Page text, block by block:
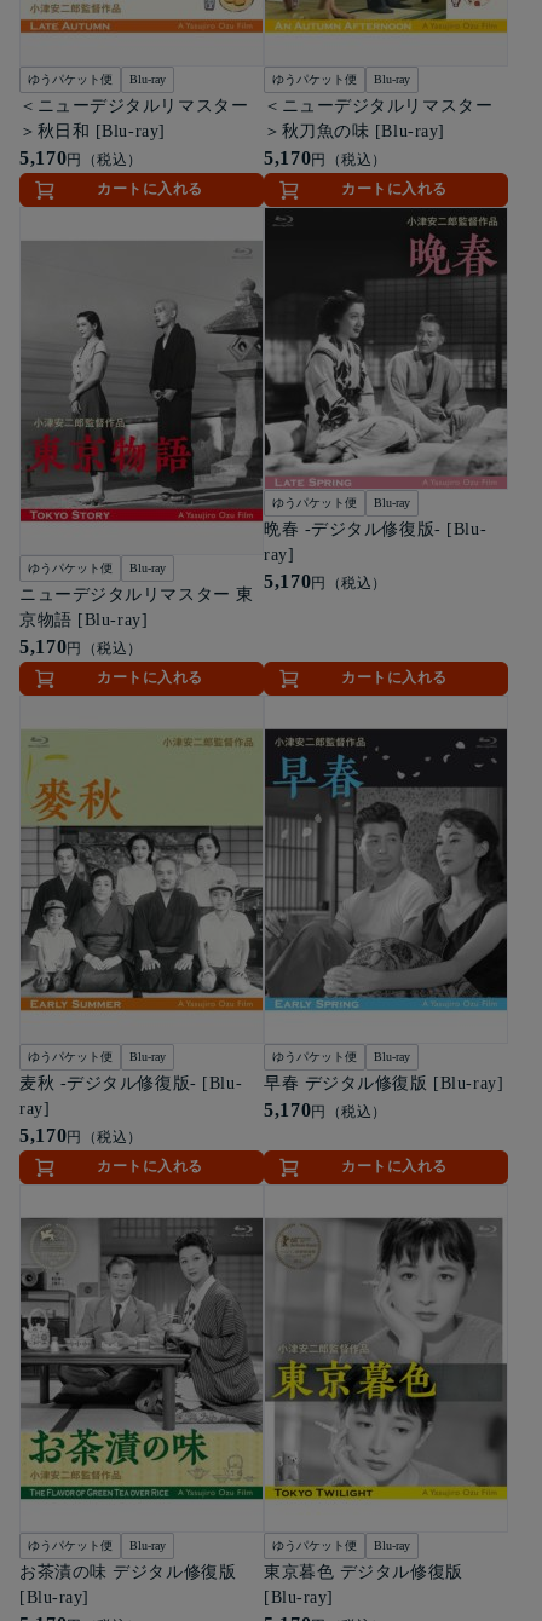
ゆうパケット便 Blu-ray
＜ニューデジタルリマスター
＞秋日和 [Blu-ray]
5,170円（税込）
カートに入れる
ゆうパケット便 Blu-ray
＜ニューデジタルリマスター
＞秋刀魚の味 [Blu-ray]
5,170円（税込）
カートに入れる
ゆうパケット便 Blu-ray
ニューデジタルリマスター 東
京物語 [Blu-ray]
5,170円（税込）
カートに入れる
ゆうパケット便 Blu-ray
晩春 -デジタル修復版- [Blu-
ray]
5,170円（税込）
カートに入れる
ゆうパケット便 Blu-ray
麦秋 -デジタル修復版- [Blu-
ray]
5,170円（税込）
カートに入れる
ゆうパケット便 Blu-ray
早春 デジタル修復版 [Blu-ray]
5,170円（税込）
カートに入れる
ゆうパケット便 Blu-ray
お茶漬の味 デジタル修復版
[Blu-ray]
ゆうパケット便 Blu-ray
東京暮色 デジタル修復版
[Blu-ray]